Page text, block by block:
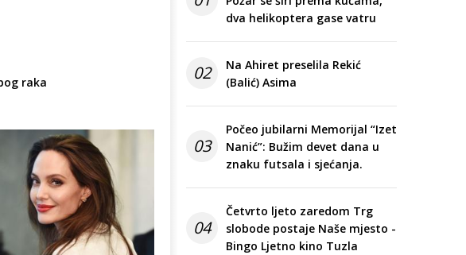
raka
dva helikoptera gase vatru
02
Na Ahiret preselila Rekić
(Balić) Asima
03
Počeo jubilarni Memorijal “Izet
Nanić”: Bužim devet dana u
znaku futsala i sjećanja.
04
Četvrto ljeto zaredom Trg
slobode postaje Naše mjesto -
Bingo Ljetno kino Tuzla